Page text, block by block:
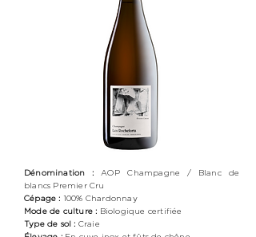
Dénomination : AOP Champagne / Blanc de
blancs Premier Cru
Cépage : 100% Chardonnay
Mode de culture : Biologique certifiée
Type de sol : Craie